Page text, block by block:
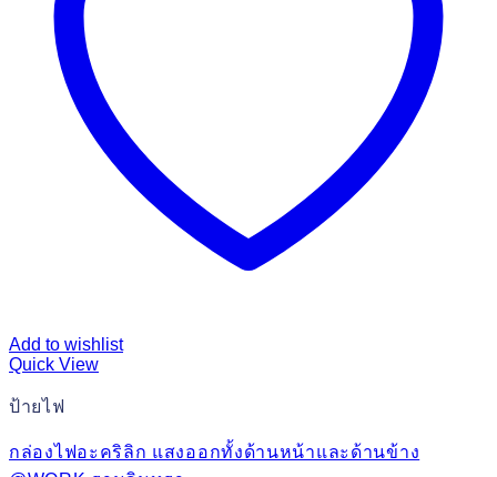
Add to wishlist
Quick View
ป้ายไฟ
กล่องไฟอะคริลิก แสงออกทั้งด้านหน้าและด้านข้าง